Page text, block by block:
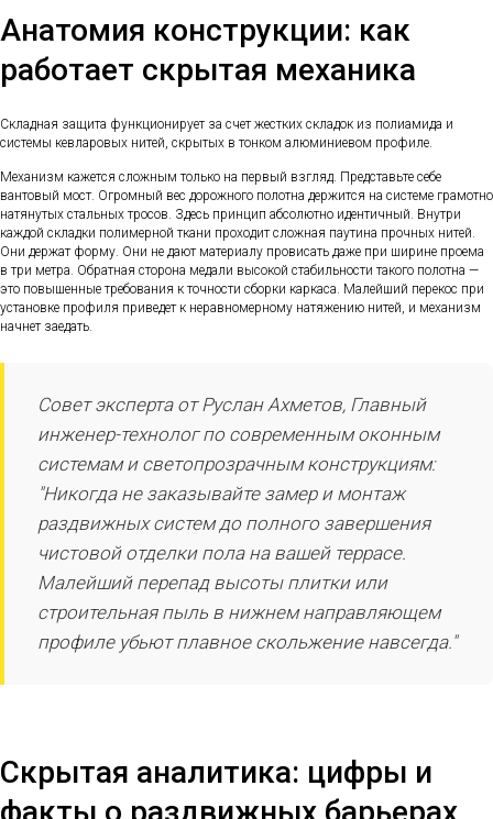
Анатомия конструкции: как
работает скрытая механика
Складная защита функционирует за счет жестких складок из полиамида и
системы кевларовых нитей, скрытых в тонком алюминиевом профиле.
Механизм кажется сложным только на первый взгляд. Представьте себе
вантовый мост. Огромный вес дорожного полотна держится на системе грамотно
натянутых стальных тросов. Здесь принцип абсолютно идентичный. Внутри
каждой складки полимерной ткани проходит сложная паутина прочных нитей.
Они держат форму. Они не дают материалу провисать даже при ширине проема
в три метра. Обратная сторона медали высокой стабильности такого полотна —
это повышенные требования к точности сборки каркаса. Малейший перекос при
установке профиля приведет к неравномерному натяжению нитей, и механизм
начнет заедать.
Совет эксперта от Руслан Ахметов, Главный
инженер-технолог по современным оконным
системам и светопрозрачным конструкциям:
"Никогда не заказывайте замер и монтаж
раздвижных систем до полного завершения
чистовой отделки пола на вашей террасе.
Малейший перепад высоты плитки или
строительная пыль в нижнем направляющем
профиле убьют плавное скольжение навсегда."
Скрытая аналитика: цифры и
факты о раздвижных барьерах